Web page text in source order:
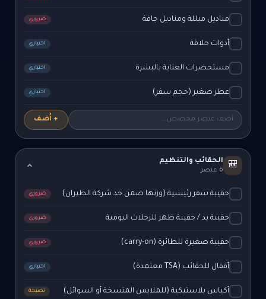
مناديل مبللة ومناديل جافة ضروري
أدوات حلاقة اختياري
مستحضرات العناية بالبشرة اختياري
عطر صغير (حجم سفر) اختياري
+ أضف
🎒
الحقائب والتنظيم
6 عنصر
حقيبة سفر رئيسية (وزنها ضمن حد شركة الطيران) ضروري
حقيبة يد / حقيبة ظهر للرحلات اليومية ضروري
حقيبة صغيرة للطائرة (carry-on) ضروري
أقفال للحقائب (TSA معتمدة) اختياري
أكياس بلاستيكية (للملابس المتسخة أو السوائل) نصيحة